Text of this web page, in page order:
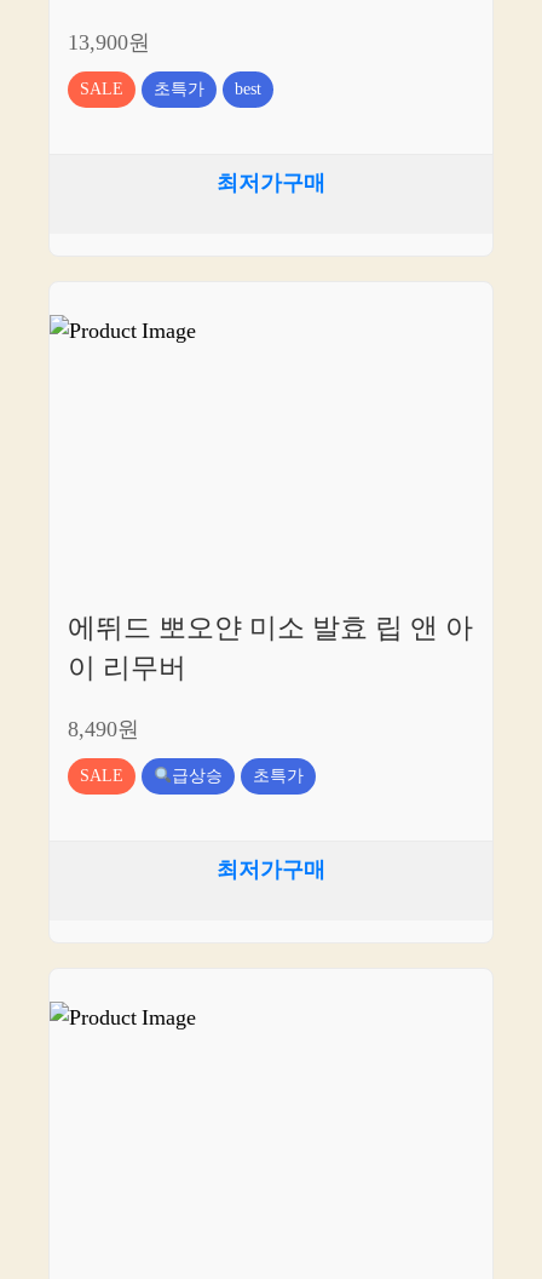
13,900원
SALE 초특가 best
최저가구매
에뛰드 뽀오얀 미소 발효 립 앤 아
이 리무버
8,490원
SALE 급상승 초특가
최저가구매